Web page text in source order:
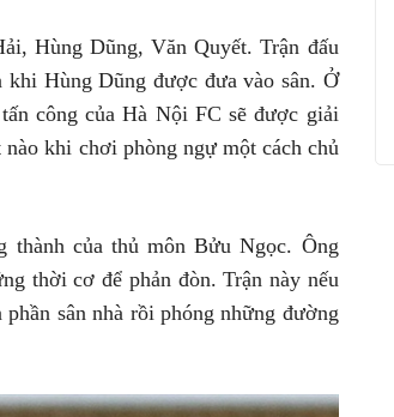
Hùng Dũng, Văn Quyết. Trận đấu
Hùng Dũng được đưa vào sân. Ở
công của Hà Nội FC sẽ được giải
khi chơi phòng ngự một cách chủ
thành của thủ môn Bửu Ngọc. Ông
thời cơ để phản đòn. Trận này nếu
sân nhà rồi phóng những đường